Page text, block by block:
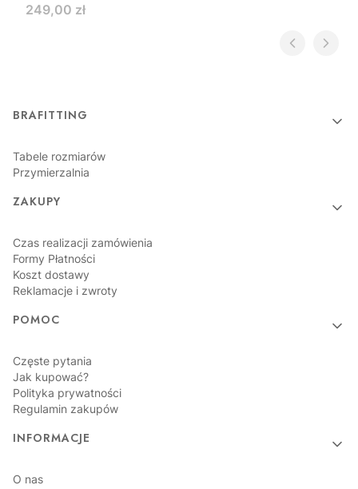
Cena
249,00 zł
Linki w stopce
BRAFITTING
Tabele rozmiarów
Przymierzalnia
ZAKUPY
Czas realizacji zamówienia
Formy Płatności
Koszt dostawy
Reklamacje i zwroty
POMOC
Częste pytania
Jak kupować?
Polityka prywatności
Regulamin zakupów
INFORMACJE
O nas